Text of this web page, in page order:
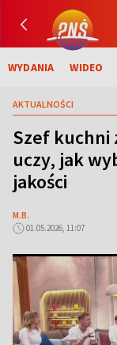
WYDANIA WIDEO
AKTUALNOŚCI
Szef kuchni
uczy, jak
jakości
M.B.
01.05.2026, 11:07